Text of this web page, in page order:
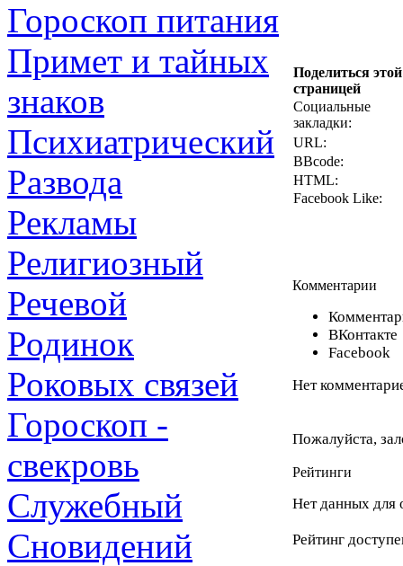
Гороскоп питания
Примет и тайных
знаков
Психиатрический
Развода
Рекламы
Религиозный
Речевой
Родинок
Роковых связей
Гороскоп -
свекровь
Служебный
Сновидений
Поделиться этой
страницей
Социальные
закладки:
URL:
BBcode:
HTML:
Facebook Like:
Комментарии
ВКонтакте
Facebook
Нет
Пожалуйста,
Рейтинги
Нет данных для
Рейтинг